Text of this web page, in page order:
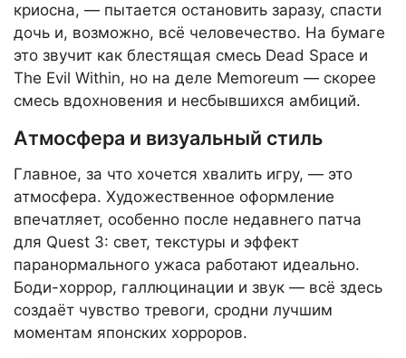
криосна, — пытается остановить заразу, спасти
дочь и, возможно, всё человечество. На бумаге
это звучит как блестящая смесь Dead Space и
The Evil Within, но на деле Memoreum — скорее
смесь вдохновения и несбывшихся амбиций.
Атмосфера и визуальный стиль
Главное, за что хочется хвалить игру, — это
атмосфера. Художественное оформление
впечатляет, особенно после недавнего патча
для Quest 3: свет, текстуры и эффект
паранормального ужаса работают идеально.
Боди-хоррор, галлюцинации и звук — всё здесь
создаёт чувство тревоги, сродни лучшим
моментам японских хорроров.